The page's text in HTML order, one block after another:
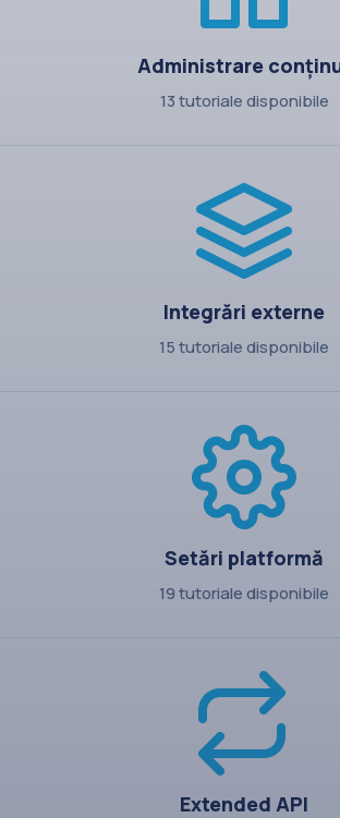
Administrare
13 tutoriale disponibile
Integrări externe
15 tutoriale disponibile
Setări platformă
19 tutoriale disponibile
Extended API